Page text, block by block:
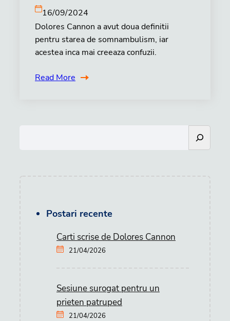
16/09/2024
Dolores Cannon a avut doua definitii
pentru starea de somnambulism, iar
acestea inca mai creeaza confuzii.
Read More
Postari recente
Carti scrise de Dolores Cannon
21/04/2026
Sesiune surogat pentru un
prieten patruped
21/04/2026